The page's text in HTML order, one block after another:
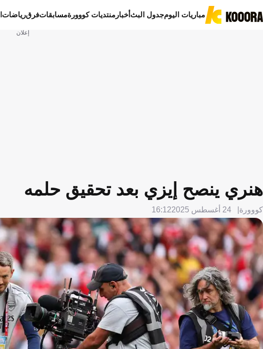
مباريات اليومجدول البثأخبار منتديات كووورةمسابقاتفرقرياضات
إعلان
هنري ينصح إيزي بعد تحقيق حلمه
كووورة 24 أغسطس 2025 16:12